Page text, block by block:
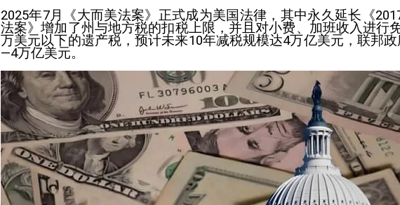
2025年7月《大而美法案》正式成为美国法律，其中永久延长《
法案》增加了州与地方税的扣税上限，并且对小费、加班收入进行
万美元以下的遗产税，预计未来10年减税规模达4万亿美元，联邦
—4万亿美元。